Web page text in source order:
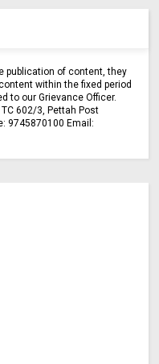
publication of content, they
within the fixed period
to our Grievance Officer.
602/3, Pettah Post
9745870100 Email: